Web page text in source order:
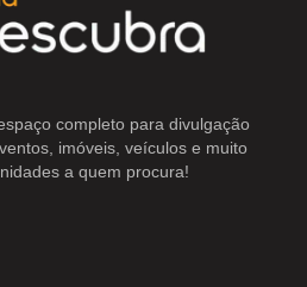
completo para divulgação
imóveis, veículos e muito
a quem procura!